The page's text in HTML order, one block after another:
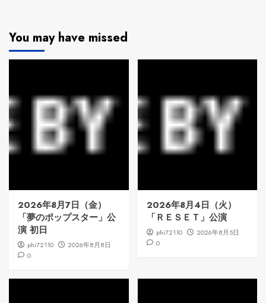
You may have missed
2026年8月7日（金）
「夢のポップスター」公
演 初日
phi72110
2026年8月8日
0
2026年8月4日（火）
「ＲＥＳＥＴ」公演
phi72110
2026年8月5日
0